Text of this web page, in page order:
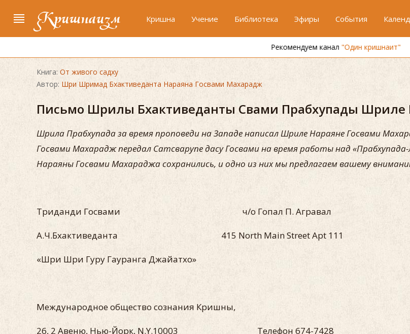
Кришнаизм Кришна Учение Библиотека Эфиры События
Рекомендуем канал"Один кришнаит"
Книга: От живого садху
Автор: Шри Шримад Бхактиведанта Нараяна Госвами Махарадж
Письмо Шрилы Бхактиведанты Свами Прабхупады Шриле
Шрила Прабхупада за время проповеди на Западе написал Шриле Нараяне Госвами
Госвами Махарадж передал Сатсварупе дасу Госвами на время работы над
Нараяны Госвами Махараджа сохранились, и одно из них мы предлагаем вашему
Триданди Госвами ч/о Гопал П. Агравал
А.Ч.Бхактиведанта 415 North Main Street Apt 111
«Шри Шри Гуру Гауранга Джайатхо»
Международное общество сознания Кришны,
26, 2 Авеню, Нью-Йорк, N.Y.10003 Телефон 674-7428